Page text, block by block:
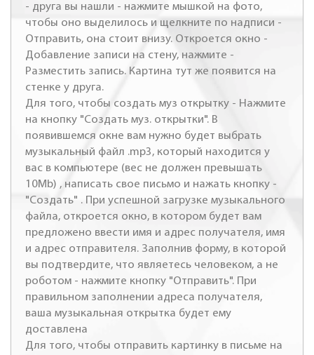
- друга вы нашли - нажмите мышкой на фото,
чтобы оно выделилось и щелкните по надписи -
Отправить, она стоит внизу. Откроется окно -
Добавление записи на стену, нажмите -
Разместить запись. Картина тут же появится на
стенке у друга.
Для того, чтобы создать муз открытку - Нажмите
на кнопку "Создать муз. открытки". В
появившемся окне вам нужно будет выбрать
музыкальный файл .mp3, который находится у
вас в компьютере (вес не должен превышать
10Mb) , написать свое письмо и нажать кнопку -
"Создать" . При успешной загрузке музыкального
файла, откроется окно, в котором будет вам
предложено ввести имя и адрес получателя, имя
и адрес отправителя. Заполнив форму, в которой
вы подтвердите, что являетесь человеком, а не
роботом - нажмите кнопку "Отправить". При
правильном заполнении адреса получателя,
ваша музыкальная открытка будет ему
доставлена
Для того, чтобы отправить картинку в письме на